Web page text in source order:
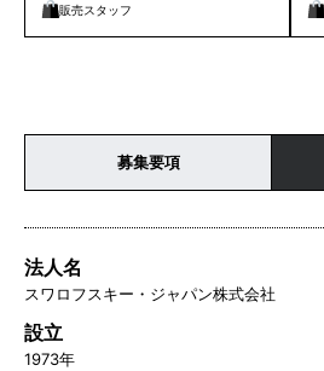
販売スタッフ
募集要項
法人名
スワロフスキー・ジャパン株式会社
設立
1973年